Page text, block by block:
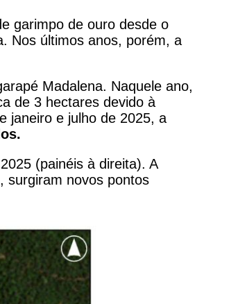
garimpo de ouro desde o
Nos últimos anos, porém, a
Madalena. Naquele ano,
de 3 hectares devido à
janeiro e julho de 2025, a
(painéis à direita). A
surgiram novos pontos